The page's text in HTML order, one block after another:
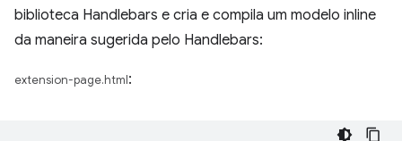
biblioteca Handlebars e cria e compila um modelo inline
da maneira sugerida pelo Handlebars:
extension-page.html :